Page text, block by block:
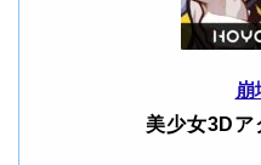
崩
美少女3Dア